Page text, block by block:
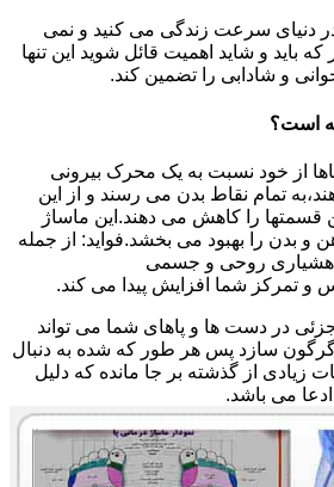
در دنیای سرعت زندگی می کنید و نمی
که باید و شاید اهمیت قائل شوید این تنها
و شادابی را تضمین کند.
است؟
از خود نسبت به یک محرک بیرونی
تمام نقاط بدن می رسند و از این
قسمتها را کاهش می دهند.این ماساژ
بدن را بهبود می بخشد.فواید: از جمله
هشیاری روحی و جسمی
و تمرکز شما افزایش پیدا می کند.
جزئی در دست ها و پاهای شما می تواند
سازد پس هر طور که شده به دنبال
زیادی از گذشته بر جا مانده که دلیل
می باشد.